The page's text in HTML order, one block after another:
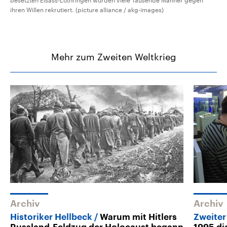
ihren Willen rekrutiert. (picture alliance / akg-images)
Mehr zum Zweiten Weltkrieg
Archiv
Historiker Hellbeck
Warum mit Hitlers
Archiv